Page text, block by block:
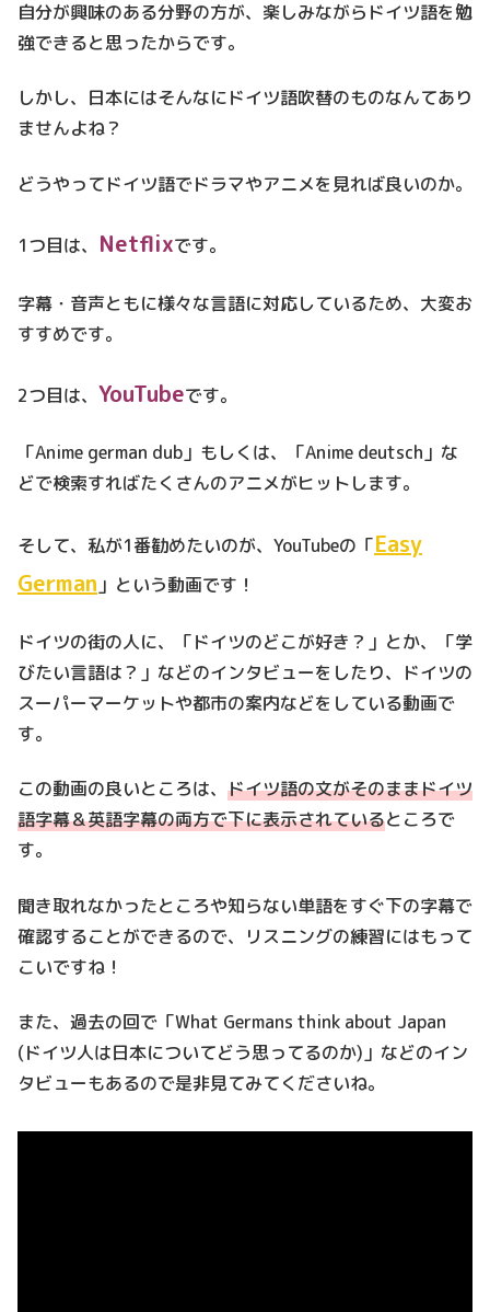
自分が興味のある分野の方が、楽しみながらドイツ語を勉
強できると思ったからです。
しかし、日本にはそんなにドイツ語吹替のものなんてあり
ませんよね？
どうやってドイツ語でドラマやアニメを見れば良いのか。
1つ目は、 Netflixです。
字幕・音声ともに様々な言語に対応しているため、大変お
すすめです。
2つ目は、 YouTubeです。
「Anime german dub」もしくは、「Anime deutsch」な
どで検索すればたくさんのアニメがヒットします。
そして、私が1番勧めたいのが、YouTubeの「Easy
German 」という動画です！
ドイツの街の人に、「ドイツのどこが好き？」とか、「学
びたい言語は？」などのインタビューをしたり、ドイツの
スーパーマーケットや都市の案内などをしている動画で
す。
この動画の良いところは、 ドイツ語の文がそのままドイツ
語字幕＆英語字幕の両方で下に表示されているところで
す。
聞き取れなかったところや知らない単語をすぐ下の字幕で
確認することができるので、リスニングの練習にはもって
こいですね！
また、過去の回で「What Germans think about Japan
(ドイツ人は日本についてどう思ってるのか)」などのイン
タビューもあるので是非見てみてくださいね。